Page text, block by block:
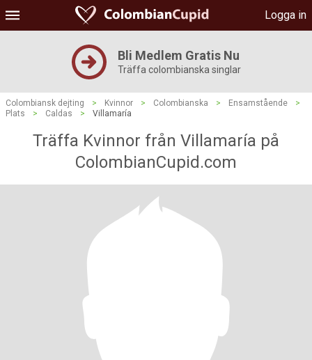
Logga in
Bli Medlem Gratis Nu
Träffa colombianska singlar
Colombiansk dejting > Kvinnor > Colombianska > Ensamstående
>
Plats
> Caldas > Villamaría
Träffa Kvinnor från Villamaría på
ColombianCupid.com